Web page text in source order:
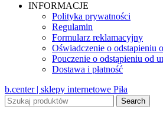
INFORMACJE
Polityka prywatności
Regulamin
Formularz reklamacyjny
Oświadczenie o odstapieniu
Pouczenie o odstąpieniu od
Dostawa i płatność
b.center | sklepy internetowe Piła
Search